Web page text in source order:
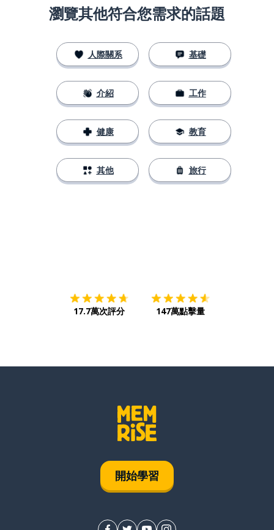
瀏覽其他符合您需求的話題
人際關系
介紹
健康
其他
基礎
工作
教育
旅行
17.7萬次評分 147萬點擊量
開始學習